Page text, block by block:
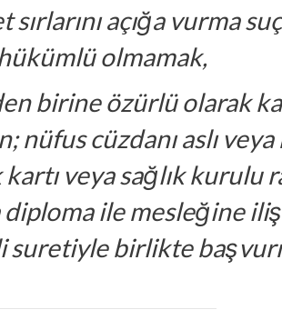
açığa vurma
olmamak,
birine özürlü olarak
nüfus cüzdanı aslı
veya sağlık kurulu
ile mesleğine
suretiyle birlikte